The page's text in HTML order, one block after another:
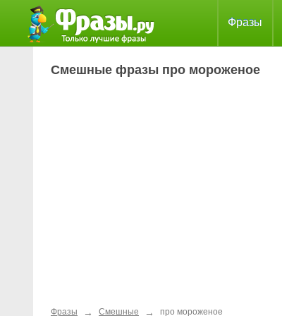
Фразы
Смешные фразы про мороженое
Фразы → Смешные → про мороженое